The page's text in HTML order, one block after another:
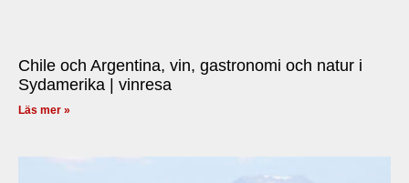
Chile och Argentina, vin, gastronomi och natur i
Sydamerika | vinresa
Läs mer »